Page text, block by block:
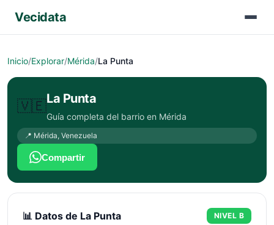
Vecidata
Inicio/Explorar/Mérida/La Punta
🇻🇪La Punta
Guía completa del barrio en Mérida
📍 Mérida, Venezuela
Compartir
📊 Datos de La Punta NIVEL B